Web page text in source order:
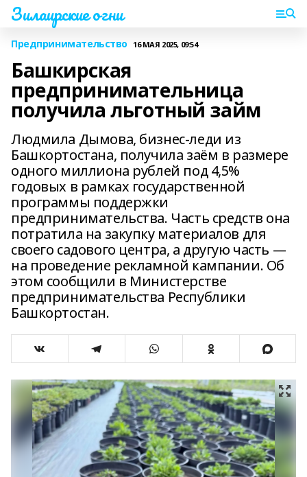
Зилаирские огни
Предпринимательство 16 МАЯ 2025, 09:54
Башкирская
предпринимательница
получила льготный займ
Людмила Дымова, бизнес-леди из
Башкортостана, получила заём в размере
одного миллиона рублей под 4,5%
годовых в рамках государственной
программы поддержки
предпринимательства. Часть средств она
потратила на закупку материалов для
своего садового центра, а другую часть —
на проведение рекламной кампании. Об
этом сообщили в Министерстве
предпринимательства Республики
Башкортостан.